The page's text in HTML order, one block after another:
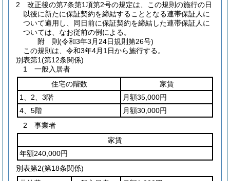
2
改正後の第7条第1項第2号の規定は、この規則の施行の日
以後に新たに保証契約を締結することとなる連帯保証人に
ついて適用し、同日前に保証契約を締結した連帯保証人に
ついては、なお従前の例による。
附 則(令和3年3月24日規則第26号)
この規則は、令和3年4月1日から施行する。
別表第1(第12条関係)
1 一般入居者
住宅の階数
家賃
1、2、3階
月額35,000円
4、5階
月額30,000円
2 事業者
家賃
年額240,000円
別表第2(第18条関係)